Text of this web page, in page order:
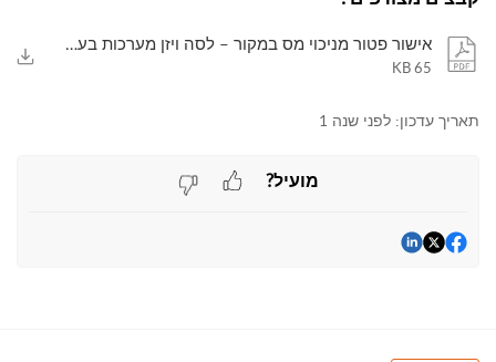
אישור פטור מניכוי מס במקור – לסה ויזן מערכות בעמ – בתוקף עד מרץ 2026.pdf
65 KB
תאריך עדכון: לפני שנה 1
מועיל?